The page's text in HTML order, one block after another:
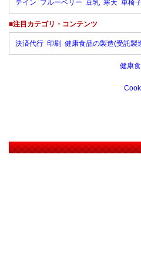
テイン ブルーベリー 豆乳 寒天 車椅
■注目カテゴリ・コンテンツ
決済代行 印刷 健康食品の製造(受託製
健康